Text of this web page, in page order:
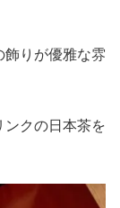
飾りが優雅な雰
ンクの日本茶を